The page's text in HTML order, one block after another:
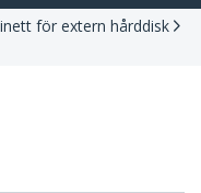
för extern hårddisk